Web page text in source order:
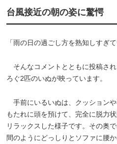
台風接近の朝の姿に驚愕
「雨の日の過ごし方を熟知しすぎて
そんなコメントとともに投稿さ
ろぐ2匹のいぬが映っています。
手前にいるいぬは、クッション
もたれに頭を預けて、完全に脱力
リラックスした様子です。その奥
間のようにどっしりとソファに腰